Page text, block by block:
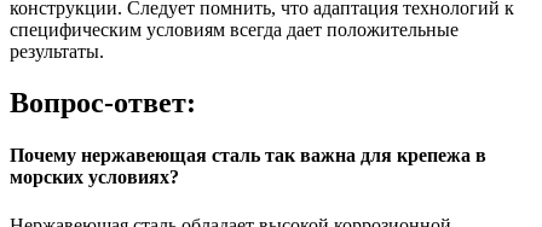
конструкции. Следует помнить, что адаптация технологий к
специфическим условиям всегда дает положительные
результаты.
Вопрос-ответ:
Почему нержавеющая сталь так важна для крепежа в
морских условиях?